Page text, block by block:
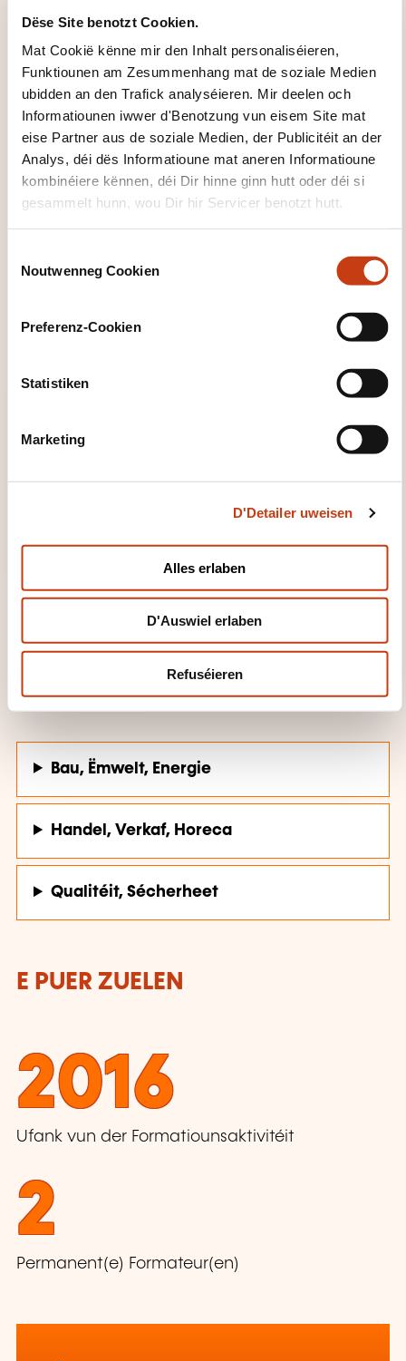
Dëse Site benotzt Cookien.
Mat Cookië kënne mir den Inhalt personaliséieren,
Funktiounen am Zesummenhang mat de soziale Medien
ubidden an den Trafick analyséieren. Mir deelen och
Informatiounen iwwer d'Benotzung vun eisem Site mat
eise Partner aus de soziale Medien, der Publicitéit an der
Analys, déi dës Informatioune mat aneren Informatioune
kombinéiere kënnen, déi Dir hinne ginn hutt oder déi si
gesammelt hunn, wou Dir hir Servicer benotzt hutt.
Noutwenneg Cookien
Preferenz-Cookien
Statistiken
Marketing
D'Detailer uweisen
Alles erlaben
D'Auswiel erlaben
Refuséieren
expériences.
Nous donnons du sens à nos formations en
commençant par traiter le POUR QUOI avant
d'aborder le QUOI et le COMMENT.
Nos formations sont découpées en 3 temps:
le temps de découverte (permettant aux
et
(appropriation du participant de la thématique
FORMATIOUNSDOMAINER
Bau, Ëmwelt, Energie
Handel, Verkaf, Horeca
Qualitéit, Sécherheet
E PUER ZUELEN
2016
Ufank vun der Formatiounsaktivitéit
2
Permanent(e) Formateur(en)